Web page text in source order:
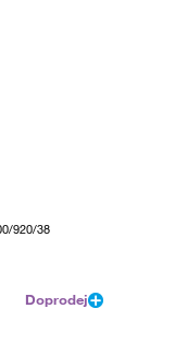
920/38
Doprodej